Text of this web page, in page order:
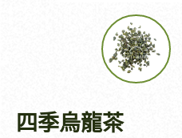
四季烏龍茶